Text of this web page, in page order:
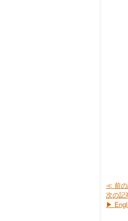
≪ 前
次の
▶